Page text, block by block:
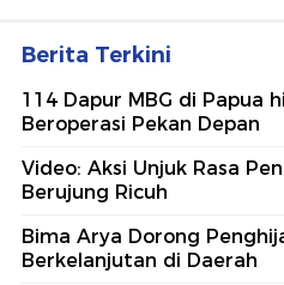
Berita Terkini
114 Dapur MBG di Papua
Beroperasi Pekan Depan
Video: Aksi Unjuk Rasa
Berujung Ricuh
Bima Arya Dorong
Berkelanjutan di Daerah